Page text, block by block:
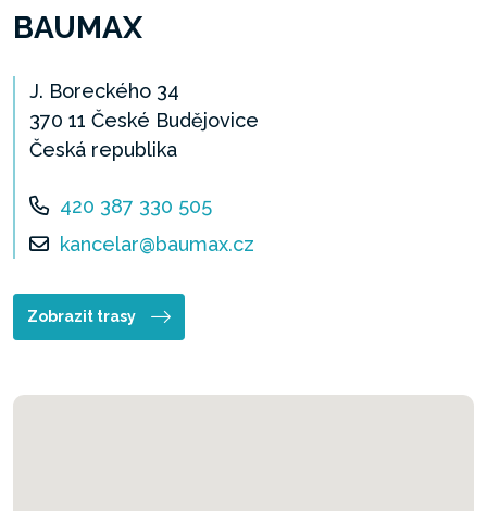
BAUMAX
J. Boreckého 34
370 11 České Budějovice
Česká republika
420 387 330 505
kancelar@baumax.cz
Zobrazit trasy